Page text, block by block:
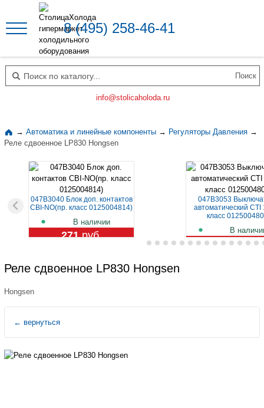
8 (495) 258-46-41
Поиск по каталогу
info@stolicaholoda.ru
→ Автоматика и линейные компоненты → Регуляторы Давления →
Реле сдвоенное LP830 Hongsen
047B3040 Блок доп. контактов
CBI-NO(пр. класс 0125004814)
В наличии
271руб.
047B3053
автоматический CTI
класс
В
1 119 руб.
Реле сдвоенное LP830 Hongsen
Hongsen
← вернуться